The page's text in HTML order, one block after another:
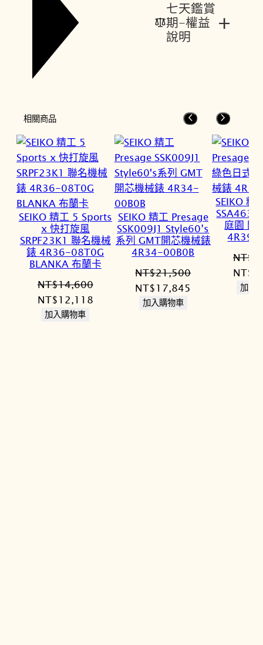
七天鑑賞
期-權益
說明
+
相關商品
SEIKO 精工 5 Sports
x 快打旋風
SRPF23K1 聯名機械
錶 4R36-08T0G
BLANKA 布蘭卡
NT$14,600
原
始
NT$12,118目
加入購物車
SEIKO 精工 Presage
SSK009J1 Style60’s
系列 GMT開芯機械錶
4R34-00B0B
NT$21,500
原
始
NT$17,845
加入購物車
SEIKO 精
庭園 開
4R39-
NT$
原
始
NT$
加入